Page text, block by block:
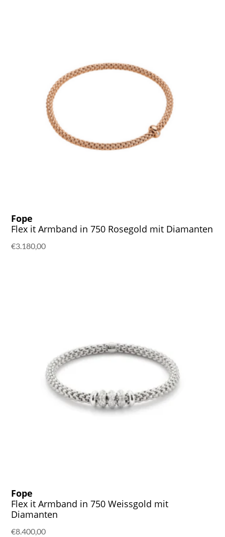
Fope
Flex it Armband in 750 Rosegold mit Diamanten
€3.180,00
Fope
Flex it Armband in 750 Weissgold mit
Diamanten
€8.400,00